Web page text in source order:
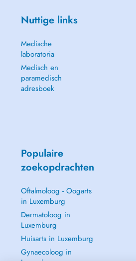
Nuttige links
Medische
laboratoria
Medisch en
paramedisch
adresboek
Populaire
zoekopdrachten
Oftalmoloog - Oogarts
in Luxemburg
Dermatoloog in
Luxemburg
Huisarts in Luxemburg
Gynaecoloog in